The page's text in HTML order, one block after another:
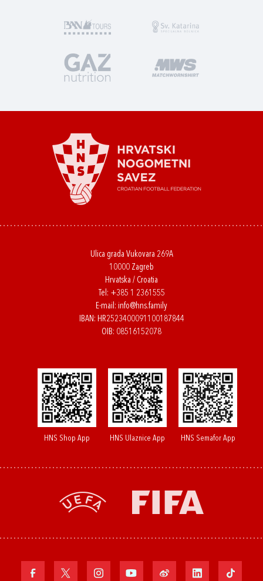
Ulica grada Vukovara 269A
10000 Zagreb
Hrvatska / Croatia
Tel: +385 1 2361555
E-mail: info@hns.family
IBAN: HR2523400091100187844
OIB: 08516152078
HNS Shop App HNS Ulaznice App HNS Semafor App